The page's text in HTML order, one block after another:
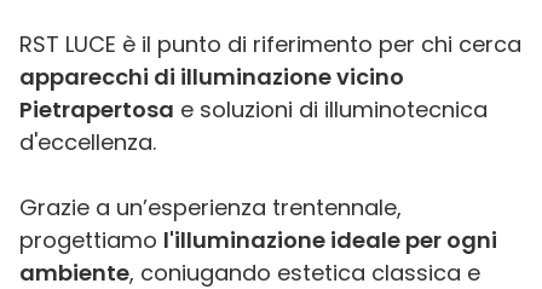
RST LUCE è il punto di riferimento per chi cerca
apparecchi di illuminazione vicino
Pietrapertosa e soluzioni di illuminotecnica
d'eccellenza.
Grazie a un’esperienza trentennale,
progettiamo l'illuminazione ideale per ogni
ambiente, coniugando estetica classica e